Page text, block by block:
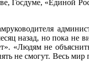
Госдуме, «Единой
назад, но пока не
«Людям не
не смогут. Весь